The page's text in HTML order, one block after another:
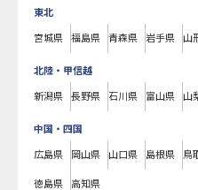
東北
宮城県 福島県 青森県 岩手県 山
北陸・甲信越
新潟県 長野県 石川県 富山県 山
中国・四国
広島県 岡山県 山口県 島根県 鳥
徳島県 高知県